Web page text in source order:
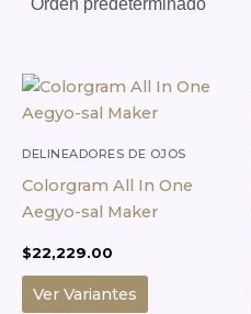
DELINEADORES DE OJOS
Colorgram All In One
Aegyo-sal Maker
$22,229.00
Ver Variantes
producto
tiene
múltiples
variantes.
pueden
elegir